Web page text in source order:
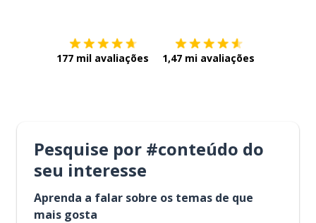
177 mil avaliações 1,47 mi avaliações
Pesquise por #conteúdo do
seu interesse
Aprenda a falar sobre os temas de que
mais gosta